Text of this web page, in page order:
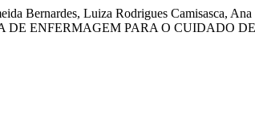
Bernardes, Luiza Rodrigues Camisasca,
DE ENFERMAGEM PARA O CUIDADO